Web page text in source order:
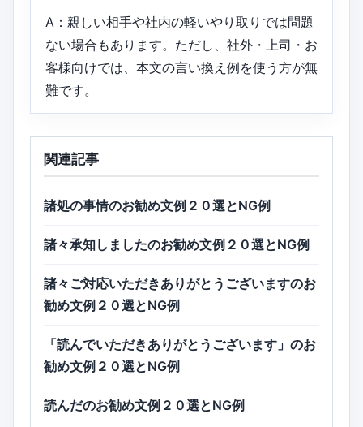
A：親しい相手や社内の軽いやり取りでは問題
ない場合もあります。ただし、社外・上司・お
客様向けでは、本文の言い換え例を使う方が無
難です。
関連記事
諸処の事情のお勧め文例２０選とNG例
諸々承知しましたのお勧め文例２０選とNG例
諸々ご対応いただきありがとうございますのお
勧め文例２０選とNG例
「読んでいただきありがとうございます」のお
勧め文例２０選とNG例
読んだのお勧め文例２０選とNG例